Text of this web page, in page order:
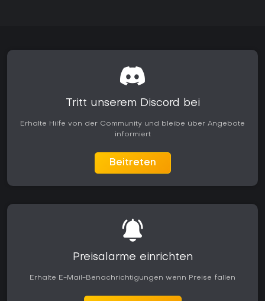
Tritt unserem Discord bei
Erhalte Hilfe von der Community und bleibe über Angebote
informiert
Beitreten
Preisalarme einrichten
Erhalte E-Mail-Benachrichtigungen wenn Preise fallen